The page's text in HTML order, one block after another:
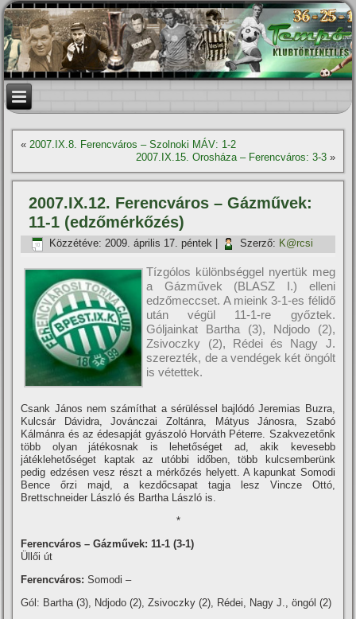
«2007.IX.8. Ferencváros – Szolnoki MÁV: 1-2
2007.IX.15. Orosháza – Ferencváros: 3-3»
2007.IX.12. Ferencváros – Gázművek:
11-1 (edzőmérkőzés)
Közzétéve: 2009. április 17. péntek Szerző: K@rcsi
Tí­zgólos különbséggel nyertük meg
a Gázművek (BLASZ I.) elleni
edzőmeccset. A mieink 3-1-es félidő
után végül 11-1-re győztek.
Góljainkat Bartha (3), Ndjodo (2),
Zsivoczky (2), Rédei és Nagy J.
szerezték, de a vendégek két öngólt
is vétettek.
Csank János nem számí­that a sérüléssel bajlódó Jeremias Buzra,
Kulcsár Dávidra, Jovánczai Zoltánra, Mátyus Jánosra, Szabó
Kálmánra és az édesapját gyászoló Horváth Péterre. Szakvezetőnk
több olyan játékosnak is lehetőséget ad, akik kevesebb
játéklehetőséget kaptak az utóbbi időben, több kulcsemberünk
pedig edzésen vesz részt a mérkőzés helyett. A kapunkat Somodi
Bence őrzi majd, a kezdőcsapat tagja lesz Vincze Ottó,
Brettschneider László és Bartha László is.
*
Ferencváros – Gázművek: 11-1 (3-1)
Üllői út
Ferencváros:Somodi –
Gól: Bartha (3), Ndjodo (2), Zsivoczky (2), Rédei, Nagy J., öngól (2)